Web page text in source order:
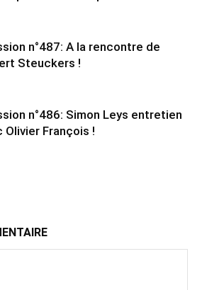
n°487: A la rencontre de
Steuckers !
n°486: Simon Leys entretien
Olivier François !